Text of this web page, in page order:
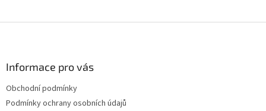
Informace pro vás
Obchodní podmínky
Podmínky ochrany osobních údajů